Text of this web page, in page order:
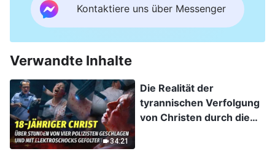
Kontaktiere uns über Messenger
Verwandte Inhalte
34:21
Die Realität der
tyrannischen Verfolgung
von Christen durch die